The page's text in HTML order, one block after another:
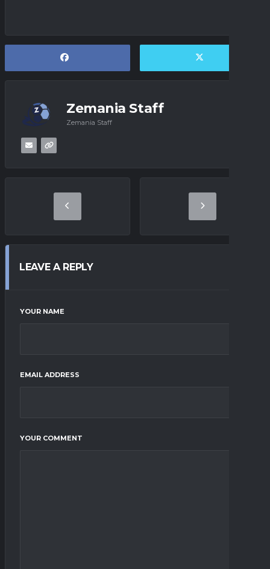
Zemania Staff
Zemania Staff
LEAVE A REPLY
YOUR NAME
EMAIL ADDRESS
YOUR COMMENT